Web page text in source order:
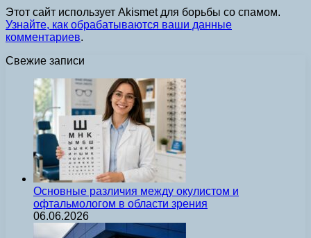
Этот сайт использует Akismet для борьбы со спамом.
Узнайте, как обрабатываются ваши данные
комментариев.
Свежие записи
Основные различия между окулистом и
офтальмологом в области зрения
06.06.2026